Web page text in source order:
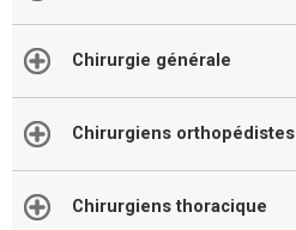
Chirurgie générale
Chirurgiens orthopédistes
Chirurgiens thoracique